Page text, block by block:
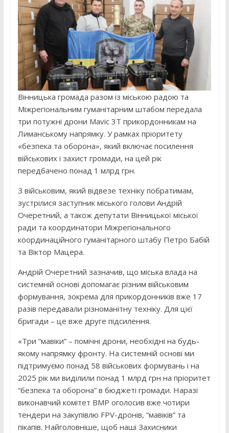
Вінницька громада разом із міською радою та
Міжрегіональним гуманітарним штабом передала
три потужні дрони Mavic 3T прикордонникам на
Лиманському напрямку. У рамках пріоритету
«безпека та оборона», який включає посилення
військових і захист громади, на цей рік
передбачено понад 1 млрд грн.
З військовим, який відвезе техніку побратимам,
зустрілися заступник міського голови Андрій
Очеретний, а також депутати Вінницької міської
ради та координатори Міжрегіонального
координаційного гуманітарного штабу Петро Бабій
та Віктор Мацера.
Андрій Очеретний зазначив, що міська влада на
системній основі допомагає різним військовим
формування, зокрема для прикордонників вже 17
разів передавали різноманітну техніку. Для цієї
бригади – це вже друге підсилення.
«Три “мавіки” – помічні дрони, необхідні на будь-
якому напрямку фронту. На системній основі ми
підтримуємо понад 58 військових формувань і на
2025 рік ми виділили понад 1 млрд грн на пріоритет
“безпека та оборона” в бюджеті громади. Наразі
виконавчий комітет ВМР оголосив вже чотири
тендери на закупівлю FPV-дронів, “мавіків” та
пікапів. Найголовніше, щоб наші Захисники